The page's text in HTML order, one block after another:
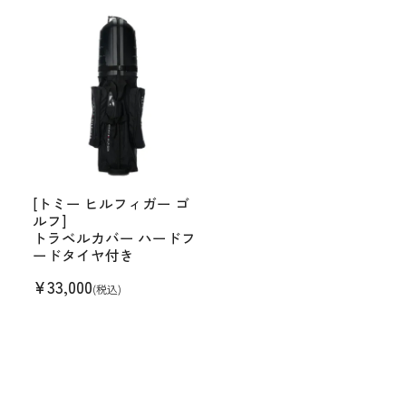
[トミー ヒルフィガー ゴ
ルフ]
トラベルカバー ハードフ
ードタイヤ付き
¥33,000(税込)